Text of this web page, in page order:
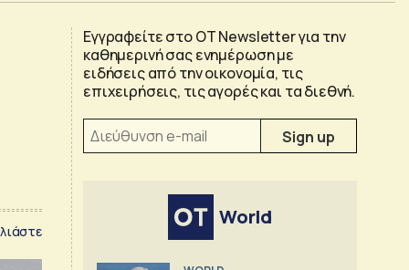
Εγγραφείτε στο OT Newsletter για την
καθημερινή σας ενημέρωση με
ειδήσεις από την οικονομία, τις
επιχειρήσεις, τις αγορές και τα διεθνή.
World